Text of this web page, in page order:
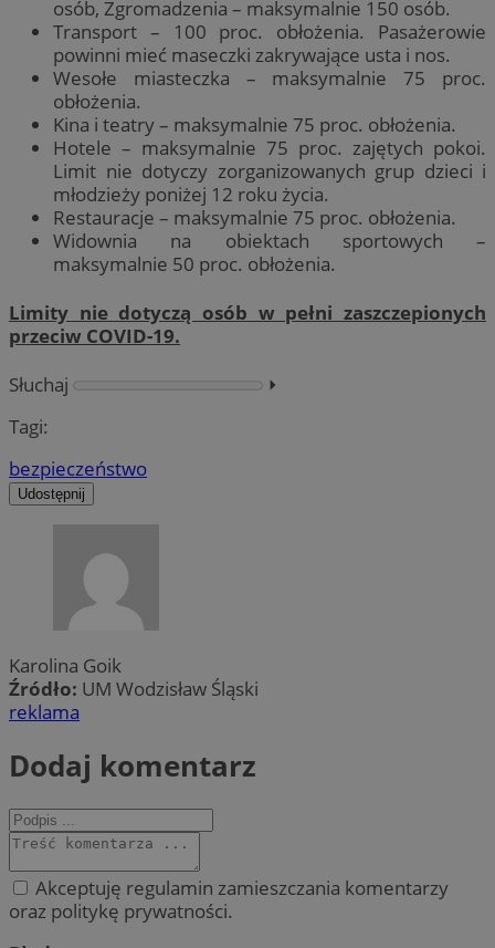
osób, Zgromadzenia – maksymalnie 150 osób.
Transport – 100 proc. obłożenia. Pasażerowie
powinni mieć maseczki zakrywające usta i nos.
Wesołe miasteczka – maksymalnie 75 proc.
obłożenia.
Kina i teatry – maksymalnie 75 proc. obłożenia.
Hotele – maksymalnie 75 proc. zajętych pokoi.
Limit nie dotyczy zorganizowanych grup dzieci i
młodzieży poniżej 12 roku życia.
Restauracje – maksymalnie 75 proc. obłożenia.
Widownia na obiektach sportowych –
maksymalnie 50 proc. obłożenia.
Limity nie dotyczą osób w pełni zaszczepionych
przeciw COVID-19.
Słuchaj
⏵︎
Tagi:
bezpieczeństwo
Udostępnij
Karolina Goik
Źródło: UM Wodzisław Śląski
reklama
Dodaj komentarz
Akceptuję regulamin zamieszczania komentarzy
oraz politykę prywatności.